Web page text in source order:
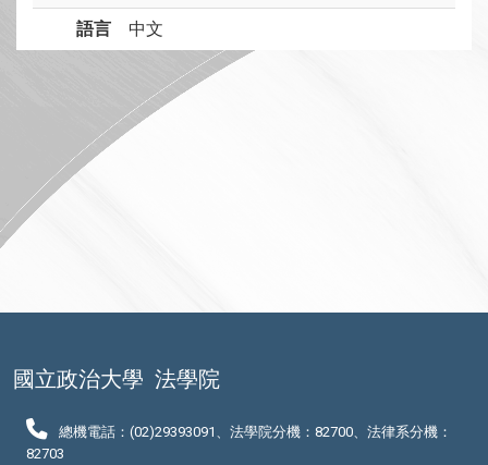
語言 中文
國立政治大學 法學院
總機電話：(02)29393091、法學院分機：82700、法律系分機：
82703